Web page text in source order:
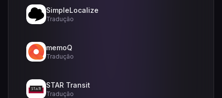
SimpleLocalize
Tradução
memoQ
Tradução
STAR Transit
Tradução